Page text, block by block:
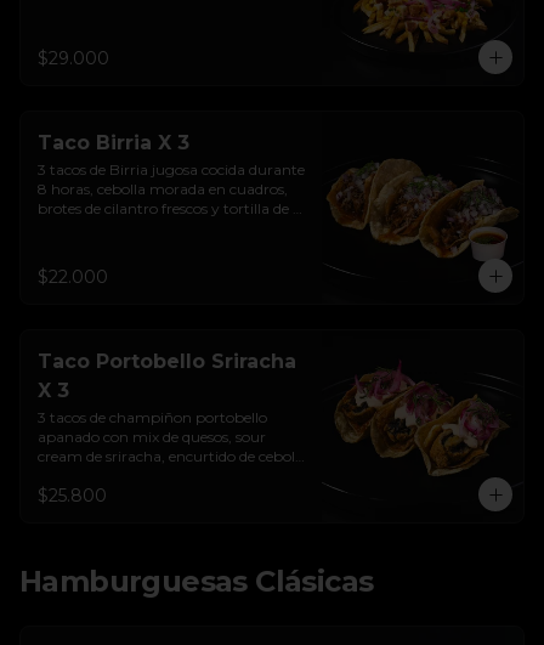
$29.000
Taco Birria X 3
3 tacos de Birria jugosa cocida durante
8 horas, cebolla morada en cuadros,
brotes de cilantro frescos y tortilla de
$22.000
Taco Portobello Sriracha
X 3
3 tacos de champiñon portobello
apanado con mix de quesos, sour
cream de sriracha, encurtido de cebolla
$25.800
Hamburguesas Clásicas